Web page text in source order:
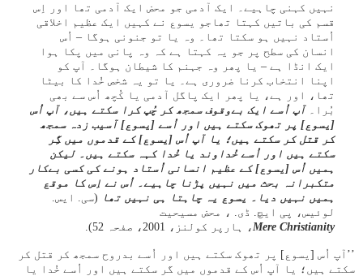
نہیں کہنی چاہیے۔ ایک آدمی جو محض ایک آدمی تھا اور اِس
قسم کی باتیں کہتا تھاجو یسوع نے کہیں ایک عظیم اخلاقی
اُستاد نہیں ہو سکتا تھا۔ وہ یا تو جنونی ہوگا – اُس
انسان کی سطح پر جو یہ کہتا ہے کہ وہ پانی میں پکا ہوا
ایک انڈا ہے – یا پھر وہ جہنم کا شیطان ہوگا۔ آپ کو
اپنا انتخاب کرنا ضروری ہے۔ یا تو یہ شخص خُدا کا بیٹا
تھا، اور ہے، یا پھر ایک پاگل آدمی یا کُچھ اُس سے بھی
بُرا۔آپ اُسے ایک بےوقوف سمجھ کر چُپ کرا سکتے ہیں، آپ اُس
[یسوع] پر تھوک سکتے ہیں اور اُسے [یسوع] آسیب زدہ سمجھ
کر قتل کر سکتے ہیں؛ یا آپ اُس [یسوع] کے قدموں میں گِر
سکتے ہیں اور اُسے خُداوند یا خُدا کہہ سکتے ہیں۔ لیکن
ہمیں اُس [یسوع] کے عظیم انسانی اُستاد ہونے کی کسی بےکار
متکبرانہ بحث میں نہیں پڑنا چاہیے۔ اُس نے اِس کا موقع
ہمیں نہیں دیا۔ یسوع یہ چاہتا ہی نہیں تھا (سی. ایس.
لوئیس، پی ایچ. ڈی. ، محض مسیحیت
Mere Christianity، ہارپر کولنز، 2001، صفحہ 52).
’’آپ اُس [یسوع] پر تھوک سکتے ہیں اور اُسے بدروح سمجھ کر قتل کر
سکتے ہیں؛ یا آپ اُس کے قدموں میں گر سکتے ہیں اور اُسے خُدا یا